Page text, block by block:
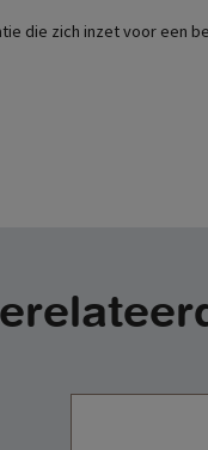
die zich inzet voor een